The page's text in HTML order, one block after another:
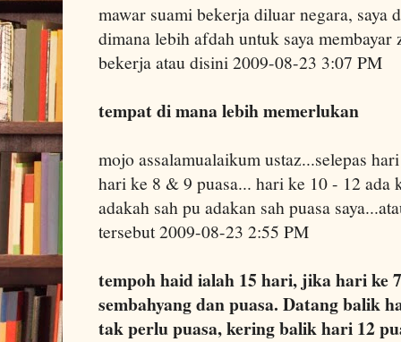
mawar suami bekerja diluar negara, saya
dimana lebih afdah untuk saya
bekerja atau disini 2009-08-23 3:07 PM
tempat di mana lebih memerlukan
mojo assalamualaikum ustaz...selepas
hari ke 8 & 9 puasa... hari ke 10 - 12 ada
adakah sah pu adakan sah puasa
tersebut 2009-08-23 2:55 PM
tempoh haid ialah 15 hari, jika hari ke
sembahyang dan puasa. Datang balik
tak perlu puasa, kering balik hari 12